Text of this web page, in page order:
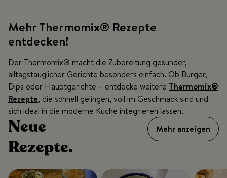
Mehr Thermomix® Rezepte
entdecken!
Der Thermomix® macht die Zubereitung gesunder,
alltagstauglicher Gerichte besonders einfach. Ob Burger,
Dips oder Hauptgerichte – entdecke weitere Thermomix®
Rezepte, die schnell gelingen, voll im Geschmack sind und
sich ideal in die moderne Küche integrieren lassen.
Neue
Rezepte.
Mehr anzeigen